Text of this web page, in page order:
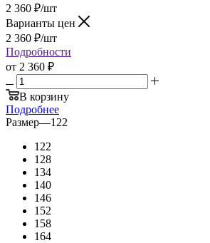
2 360 ₽/шт
Варианты цен
2 360 ₽/шт
Подробности
от 2 360 ₽
В корзину
Подробнее
Размер—122
122
128
134
140
146
152
158
164